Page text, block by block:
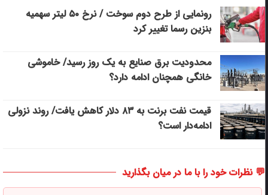
رونمایی از طرح دوم سوخت / نرخ ۵۰ لیتر سهمیه
بنزین رسما تغییر کرد
محدودیت برق صنایع به یک روز رسید/ خاموشی
خانگی همچنان ادامه دارد؟
قیمت نفت برنت به ۸۳ دلار کاهش یافت/ روند نزولی
ادامه‌دار است؟
💬 نظرات خود را با ما در میان بگذارید